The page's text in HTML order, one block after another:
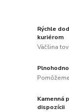
Rýchle
kuriérom
Väčšina
Kamenná
dispozícii